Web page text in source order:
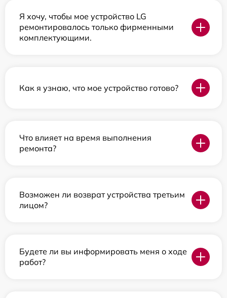
Я хочу, чтобы мое устройство LG
ремонтировалось только фирменными
комплектующими.
Как я узнаю, что мое устройство готово?
Что влияет на время выполнения
ремонта?
Возможен ли возврат устройства третьим
лицом?
Будете ли вы информировать меня о ходе
работ?